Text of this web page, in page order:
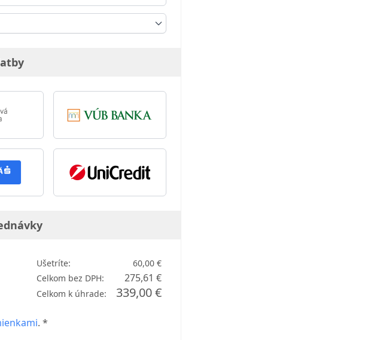
Ušetríte:
60,00 €
Celkom bez DPH:
275,61 €
Celkom k úhrade: 339,00 €
. *